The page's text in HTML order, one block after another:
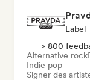
Label
> 800
Alternative rock
Indie pop
Signer des